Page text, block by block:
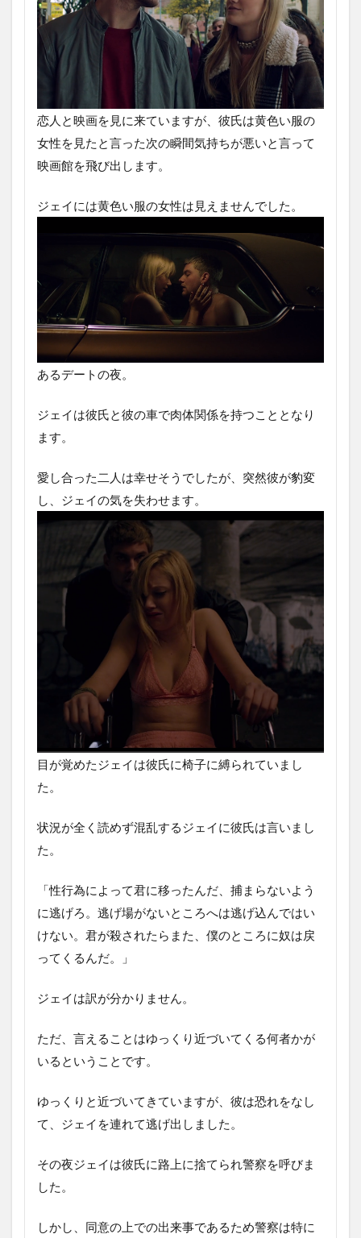
恋人と映画を見に来ていますが、彼氏は黄色い服の
女性を見たと言った次の瞬間気持ちが悪いと言って
映画館を飛び出します。
ジェイには黄色い服の女性は見えませんでした。
あるデートの夜。
ジェイは彼氏と彼の車で肉体関係を持つこととなり
ます。
愛し合った二人は幸せそうでしたが、突然彼が豹変
し、ジェイの気を失わせます。
目が覚めたジェイは彼氏に椅子に縛られていまし
た。
状況が全く読めず混乱するジェイに彼氏は言いまし
た。
「性行為によって君に移ったんだ、捕まらないよう
に逃げろ。逃げ場がないところへは逃げ込んではい
けない。君が殺されたらまた、僕のところに奴は戻
ってくるんだ。」
ジェイは訳が分かりません。
ただ、言えることはゆっくり近づいてくる何者かが
いるということです。
ゆっくりと近づいてきていますが、彼は恐れをなし
て、ジェイを連れて逃げ出しました。
その夜ジェイは彼氏に路上に捨てられ警察を呼びま
した。
しかし、同意の上での出来事であるため警察は特に